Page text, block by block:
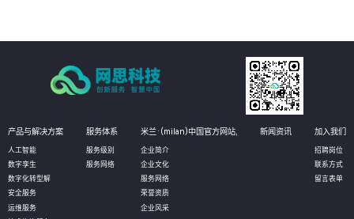
产品与解决方案
人工智能
数字孪生
数字化转型解
安全服务
运维服务
服务体系
服务级别
服务网络
米兰·(milan)中国官方网站,
企业简介
企业文化
服务网络
荣誉资质
企业风采
新闻资讯 加入我们
招聘岗位
联系方式
留言表单